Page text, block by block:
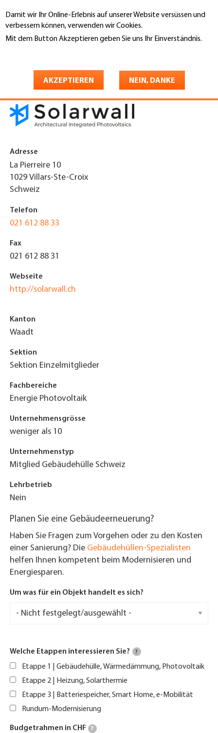
Damit wir Ihr Online-Erlebnis auf unserer Website versüssen und
verbessern können, verwenden wir Cookies.
Mit dem Button Akzeptieren geben Sie uns Ihr Einverständnis.
AKZEPTIEREN NEIN, DANKE
zum
Inhalt
Solarwall SA
Adresse
La Pierreire 10
1029 Villars-Ste-Croix
Schweiz
Telefon
021 612 88 33
Fax
021 612 88 31
Webseite
http://solarwall.ch
Kanton
Waadt
Sektion
Sektion Einzelmitglieder
Fachbereiche
Energie Photovoltaik
Unternehmensgrösse
weniger als 10
Unternehmenstyp
Mitglied Gebäudehülle Schweiz
Lehrbetrieb
Nein
Planen Sie eine Gebäudeerneuerung?
Haben Sie Fragen zum Vorgehen oder zu den Kosten
einer Sanierung? Die Gebäudehüllen-Spezialisten
helfen Ihnen kompetent beim Modernisieren und
Energiesparen.
Um was für ein Objekt handelt es sich?
Welche Etappen interessieren Sie? ?
Etappe 1 | Gebäudehülle, Wärmedämmung, Photovoltaik
Etappe 2 | Heizung, Solarthermie
Etappe 3 | Batteriespeicher, Smart Home, e-Mobilität
Rundum-Modernisierung
Budgetrahmen in CHF ?